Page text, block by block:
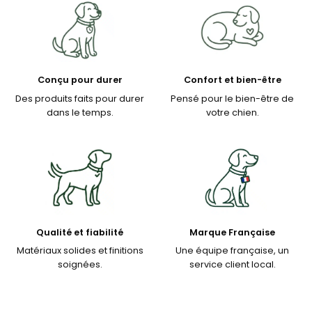
Conçu pour durer
Des produits faits pour durer
dans le temps.
Confort et bien-être
Pensé pour le bien-être de
votre chien.
Qualité et fiabilité
Matériaux solides et finitions
soignées.
Marque Française
Une équipe française, un
service client local.